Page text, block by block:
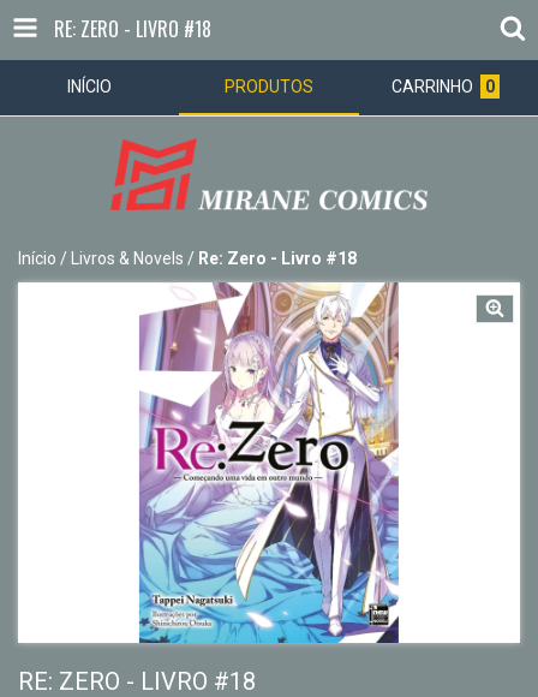
RE: ZERO - LIVRO #18
INÍCIO PRODUTOS CARRINHO 0
Início / Livros & Novels / Re: Zero - Livro #18
RE: ZERO - LIVRO #18